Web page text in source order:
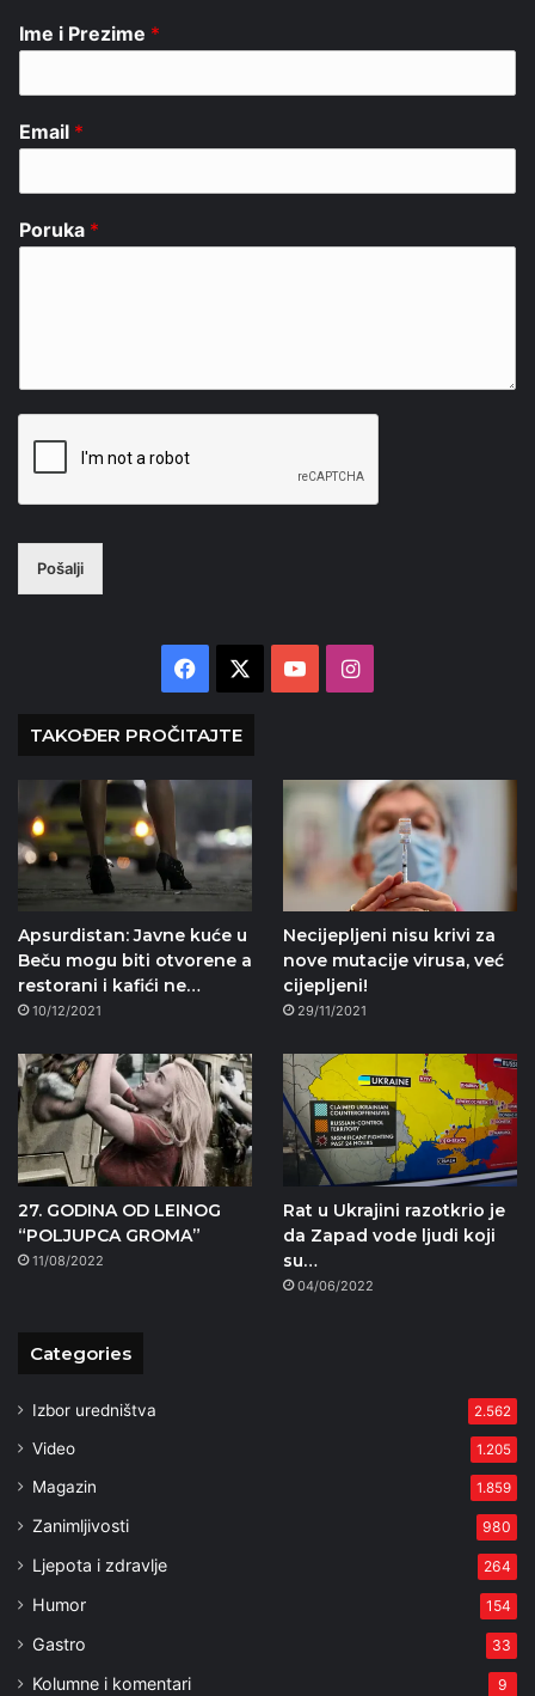
Ime i Prezime *
Email *
Poruka *
Pošalji
Facebook YouTubeInstagram
TAKOĐER PROČITAJTE
Apsurdistan: Javne kuće u
Beču mogu biti otvorene a
restorani i kafići ne…
10/12/2021
Necijepljeni nisu krivi za
nove mutacije virusa, već
cijepljeni!
29/11/2021
27. GODINA OD LEINOG
“POLJUPCA GROMA”
11/08/2022
Rat u Ukrajini razotkrio je
da Zapad vode ljudi koji
su…
04/06/2022
Categories
Izbor uredništva 2.562
Video 1.205
Magazin 1.859
Zanimljivosti 980
Ljepota i zdravlje 264
Humor 154
Gastro 33
Kolumne i komentari 9